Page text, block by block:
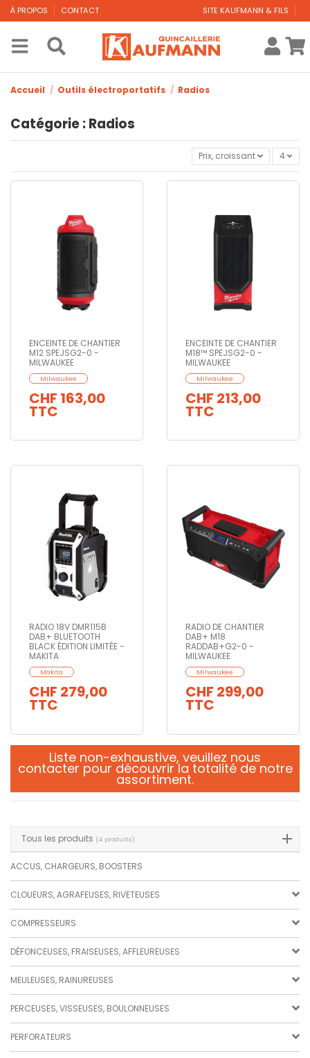
À PROPOS CONTACT SITE KAUFMANN & FILS
Accueil Outils électroportatifs Radios
Catégorie : Radios
Prix, croissant 4
ENCEINTE DE CHANTIER
M12 SPEJSG2-0 -
MILWAUKEE
Milwaukee
CHF 163,00
TTC
ENCEINTE DE CHANTIER
M18™ SPEJSG2-0 -
MILWAUKEE
Milwaukee
CHF 213,00
TTC
RADIO 18V DMR115B
DAB+ BLUETOOTH
BLACK ÉDITION LIMITÉE -
MAKITA
Makita
CHF 279,00
TTC
RADIO DE CHANTIER
DAB+ M18
RADDAB+G2-0 -
MILWAUKEE
Milwaukee
CHF 299,00
TTC
Liste non-exhaustive, veuillez nous
contacter pour découvrir la totalité de notre
assortiment.
Tous les produits (4 produits)
ACCUS, CHARGEURS, BOOSTERS
CLOUEURS, AGRAFEUSES, RIVETEUSES
COMPRESSEURS
DÉFONCEUSES, FRAISEUSES, AFFLEUREUSES
MEULEUSES, RAINUREUSES
PERCEUSES, VISSEUSES, BOULONNEUSES
PERFORATEURS